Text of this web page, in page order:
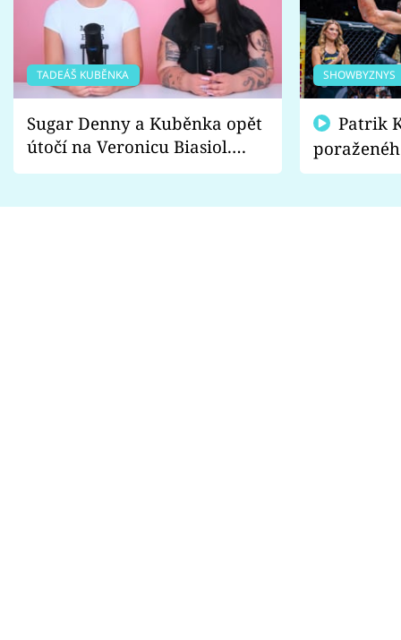
TADEÁŠ KUBĚNKA
Sugar Denny a Kuběnka opět
útočí na Veronicu Biasiol.
Proč je podle nich falešná a
SHOWBYZNYS
fanoušci